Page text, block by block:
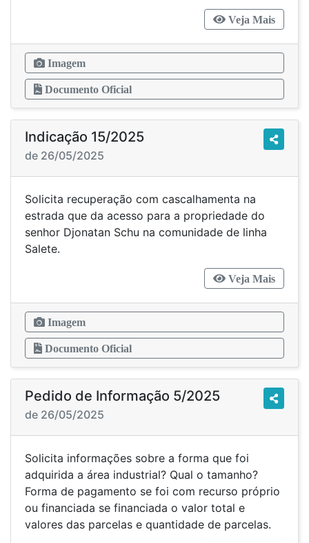
Veja Mais
Imagem
Documento Oficial
Indicação 15/2025
de 26/05/2025
Solicita recuperação com cascalhamenta na
estrada que da acesso para a propriedade do
senhor Djonatan Schu na comunidade de linha
Salete.
Veja Mais
Imagem
Documento Oficial
Pedido de Informação 5/2025
de 26/05/2025
Solicita informações sobre a forma que foi
adquirida a área industrial? Qual o tamanho?
Forma de pagamento se foi com recurso próprio
ou financiada se financiada o valor total e
valores das parcelas e quantidade de parcelas.